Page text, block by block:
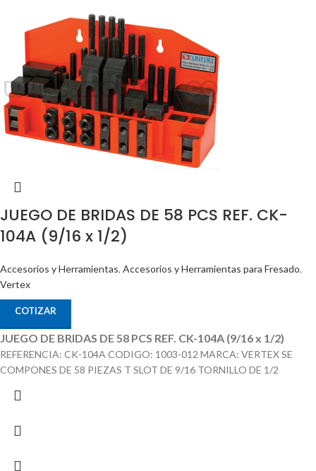
JUEGO DE BRIDAS DE 58 PCS REF. CK-
104A (9/16 x 1/2)
Accesorios y Herramientas, Accesorios y Herramientas para Fresado,
Vertex
COTIZAR
JUEGO DE BRIDAS DE 58 PCS REF. CK-104A (9/16 x 1/2)
REFERENCIA: CK-104A CODIGO: 1003-012 MARCA: VERTEX SE
COMPONES DE 58 PIEZAS T SLOT DE 9/16 TORNILLO DE 1/2